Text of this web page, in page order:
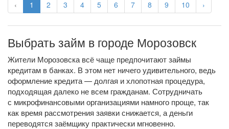
‹ 1 2 3 4 5 6 7 8 9 10 ›
Выбрать займ в городе Морозовск
Жители Морозовска всё чаще предпочитают займы
кредитам в банках. В этом нет ничего удивительного, ведь
оформление кредита — долгая и хлопотная процедура,
подходящая далеко не всем гражданам. Сотрудничать
с микрофинансовыми организациями намного проще, так
как время рассмотрения заявки снижается, а деньги
переводятся заёмщику практически мгновенно.